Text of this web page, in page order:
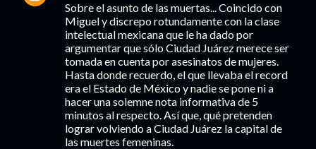
Sobre el asunto de las muertas... Coincido con
Miguel y discrepo rotundamente con la clase
intelectual mexicana que le ha dado por
argumentar que sólo Ciudad Juárez merece ser
tomada en cuenta por asesinatos de mujeres.
Hasta donde recuerdo, el que llevaba el record
era el Estado de México y nadie se pone ni a
hacer una solemne nota informativa de 5
minutos al respecto. Así que, qué pretenden
lograr volviendo a Ciudad Juárez la capital de
las muertes femeninas.